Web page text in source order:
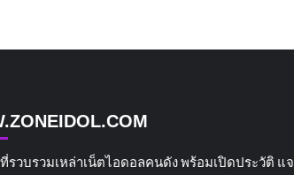
รวบรวมเหล่าเน็ตไอดอลคนดัง พร้อมเปิดประวัติ แจ